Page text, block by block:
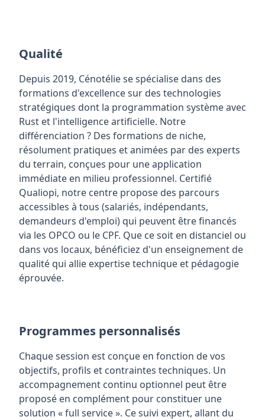
Qualité
Depuis 2019, Cénotélie se spécialise dans des
formations d'excellence sur des technologies
stratégiques dont la programmation système avec
Rust et l'intelligence artificielle. Notre
différenciation ? Des formations de niche,
résolument pratiques et animées par des experts
du terrain, conçues pour une application
immédiate en milieu professionnel. Certifié
Qualiopi, notre centre propose des parcours
accessibles à tous (salariés, indépendants,
demandeurs d'emploi) qui peuvent être financés
via les OPCO ou le CPF. Que ce soit en distanciel ou
dans vos locaux, bénéficiez d'un enseignement de
qualité qui allie expertise technique et pédagogie
éprouvée.
Programmes personnalisés
Chaque session est conçue en fonction de vos
objectifs, profils et contraintes techniques. Un
accompagnement continu optionnel peut être
proposé en complément pour constituer une
solution « full service ». Ce suivi expert, allant du